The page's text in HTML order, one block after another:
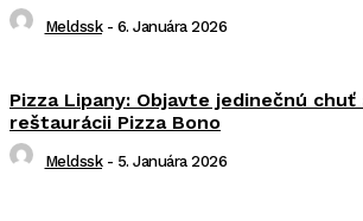
Meldssk - 6. Januára 2026
Pizza Lipany: Objavte jedinečnú
reštaurácii Pizza Bono
Meldssk - 5. Januára 2026